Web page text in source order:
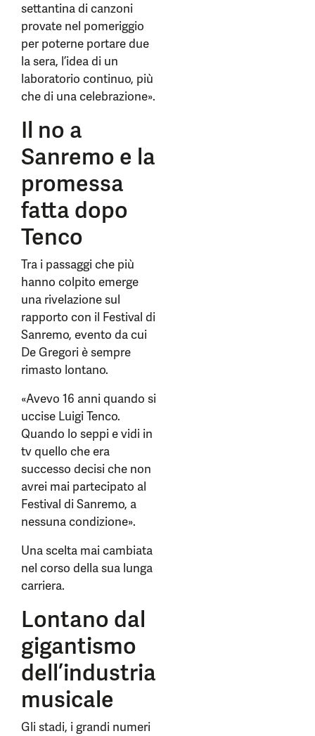
settantina di canzoni
provate nel pomeriggio
per poterne portare due
la sera, l’idea di un
laboratorio continuo, più
che di una celebrazione».
Il no a
Sanremo e la
promessa
fatta dopo
Tenco
Tra i passaggi che più
hanno colpito emerge
una rivelazione sul
rapporto con il Festival di
Sanremo, evento da cui
De Gregori è sempre
rimasto lontano.
«Avevo 16 anni quando si
uccise Luigi Tenco.
Quando lo seppi e vidi in
tv quello che era
successo decisi che non
avrei mai partecipato al
Festival di Sanremo, a
nessuna condizione».
Una scelta mai cambiata
nel corso della sua lunga
carriera.
Lontano dal
gigantismo
dell’industria
musicale
Gli stadi, i grandi numeri